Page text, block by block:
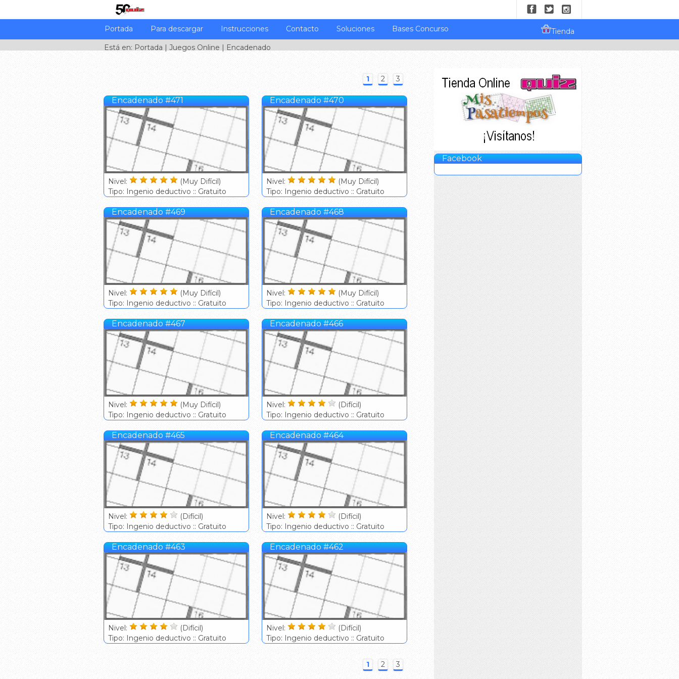
Portada Para descargar Instrucciones Contacto Soluciones Bases Concurso
Tienda
Está en: Portada | Juegos Online | Encadenado
1 2 3
Encadenado #471
Nivel:
(Muy Difícil)
Tipo: Ingenio deductivo :: Gratuito
Encadenado #470
Nivel:
(Muy Difícil)
Tipo: Ingenio deductivo :: Gratuito
Encadenado #469
Nivel:
(Muy Difícil)
Tipo: Ingenio deductivo :: Gratuito
Encadenado #468
Nivel:
(Muy Difícil)
Tipo: Ingenio deductivo :: Gratuito
Encadenado #467
Nivel:
(Muy Difícil)
Tipo: Ingenio deductivo :: Gratuito
Encadenado #466
Nivel:
(Difícil)
Tipo: Ingenio deductivo :: Gratuito
Encadenado #465
Nivel:
(Difícil)
Tipo: Ingenio deductivo :: Gratuito
Encadenado #464
Nivel:
(Difícil)
Tipo: Ingenio deductivo :: Gratuito
Encadenado #463
Nivel:
(Difícil)
Tipo: Ingenio deductivo :: Gratuito
Encadenado #462
Nivel:
(Difícil)
Tipo: Ingenio deductivo :: Gratuito
1 2 3
Facebook